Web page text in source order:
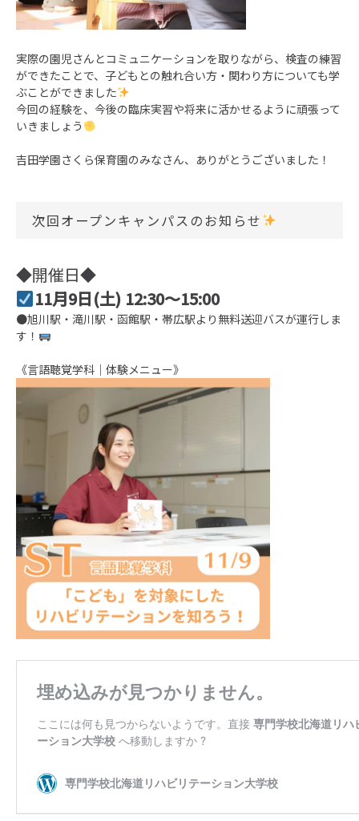
実際の園児さんとコミュニケーションを取りながら、検査の練習
ができたことで、子どもとの触れ合い方・関わり方についても学
ぶことができました
今回の経験を、今後の臨床実習や将来に活かせるように頑張って
いきましょう
吉田学園さくら保育園のみなさん、ありがとうございました！
次回オープンキャンパスのお知らせ
◆開催日◆
11月9日(土) 12:30～15:00
●旭川駅・滝川駅・函館駅・帯広駅より無料送迎バスが運行しま
す！
《言語聴覚学科｜体験メニュー》